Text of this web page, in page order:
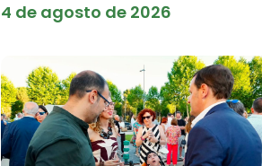
4 de agosto de 2026